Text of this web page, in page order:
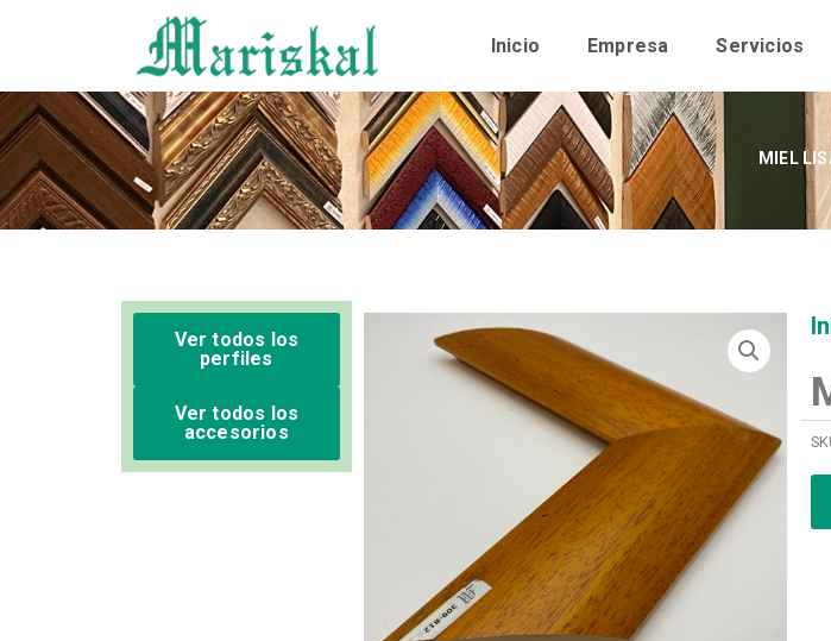
Inicio Empresa Servicios
MIEL
Ver todos los
perfiles
Ver todos los
accesorios